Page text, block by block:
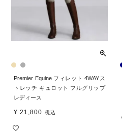
Premier Equine フィレット 4WAYス
トレッチ キュロット フルグリップ
レディース
¥ 21,800 税込